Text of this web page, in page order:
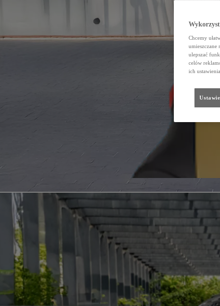
Chcemy
ulepszać
celów
ich